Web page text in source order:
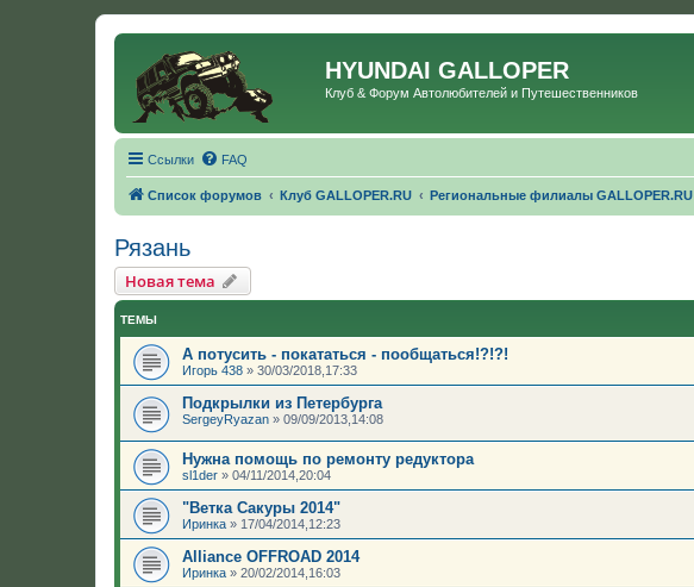
HYUNDAI GALLOPER
Клуб & Форум Автолюбителей и Путешественников
Ссылки FAQ
Список форумов Клуб GALLOPER.RU Региональные филиалы GALLOPER.RU
Рязань
Новая тема
ТЕМЫ
А потусить - покататься - пообщаться!?!?!
Игорь 438 » 30/03/2018,17:33
Подкрылки из Петербурга
SergeyRyazan » 09/09/2013,14:08
Нужна помощь по ремонту редуктора
sl1der » 04/11/2014,20:04
"Ветка Сакуры 2014"
Иринка » 17/04/2014,12:23
Alliance OFFROAD 2014
Иринка » 20/02/2014,16:03